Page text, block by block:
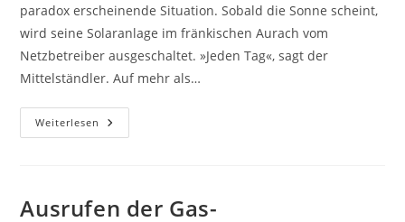
paradox erscheinende Situation. Sobald die Sonne scheint,
wird seine Solaranlage im fränkischen Aurach vom
Netzbetreiber ausgeschaltet. »Jeden Tag«, sagt der
Mittelständler. Auf mehr als…
Weiterlesen Überlastete
Stromnetze:
Solaranlage
Von
Ausrufen der Gas-